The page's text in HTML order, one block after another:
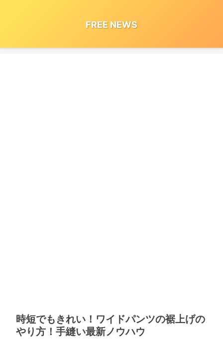
FREE NEWS
時短でもきれい！ワイドパンツの裾上げの
やり方！手縫い最新ノウハウ